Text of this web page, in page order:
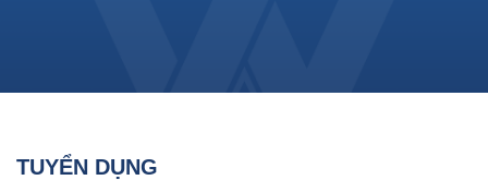
TUYỂN DỤNG